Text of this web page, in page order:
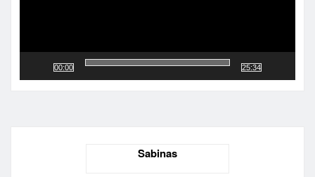
00:00 25:34
Sabinas